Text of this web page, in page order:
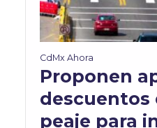
CdMx Ahora
Proponen
descuentos
peaje para